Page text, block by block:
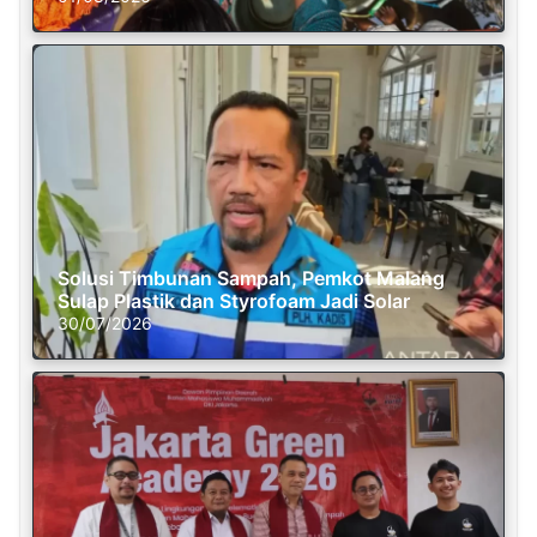
Solusi Timbunan Sampah, Pemkot Malang
Sulap Plastik dan Styrofoam Jadi Solar
30/07/2026